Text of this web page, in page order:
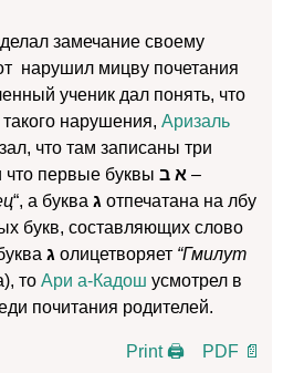
замечание своему
нарушил мицву почетания
ученик дал понять, что
нарушения, Аризаль
что там записаны три
что первые буквы א ב –
“, а буква ג отпечатана на лбу
букв, составляющих слово
ג олицетворяет “Гмилут
то Ари а-Кадош усмотрел в
почитания родителей.
Print 🖨 PDF 📄